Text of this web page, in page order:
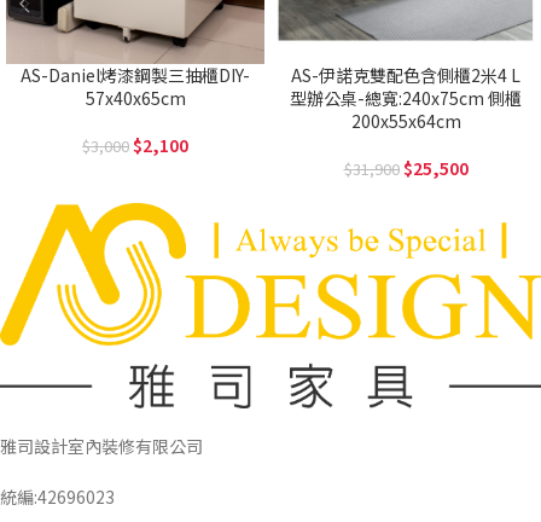
AS-Daniel烤漆鋼製三抽櫃DIY-
57x40x65cm
3,000 2,100
AS-伊諾克雙配色含側櫃2米4 L
型辦公桌-總寬:240x75cm 側櫃
200x55x64cm
31,900 25,500
雅司設計室內裝修有限公司
統編:42696023